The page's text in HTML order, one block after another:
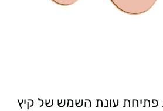
פתיחת עונת השמש של קיץ